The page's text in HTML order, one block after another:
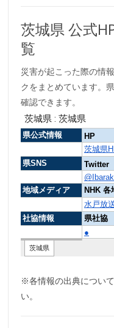
茨城県 公式
覧
災害が起こった際の情
クをまとめています。
確認できます。
※各情報の出典につい
い。